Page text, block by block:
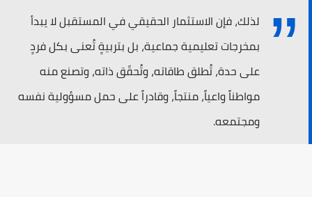
لذلك، فإن الاستثمار الحقيقي في المستقبل لا يبدأ
بمخرجات تعليمية جماعية، بل بتربيةٍ تُعنى بكل فردٍ
على حدة، تُطلق طاقاته، وتُحقّق ذاته، وتصنع منه
مواطناً واعياً، منتجاً، وقادراً على حمل مسؤولية نفسه
ومجتمعه.